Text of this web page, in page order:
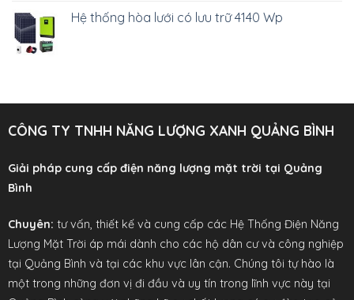
Hệ thống hòa lưới có lưu trữ 4140 Wp
CÔNG TY TNHH NĂNG LƯỢNG XANH QUẢNG BÌNH
Giải pháp cung cấp điện năng lượng mặt trời tại Quảng
Bình
Chuyên: tư vấn, thiết kế và cung cấp các Hệ Thống Điện Năng
Lượng Mặt Trời áp mái dành cho các hộ dân cư và công nghiệp
tại Quảng Bình và tại các khu vực lân cận. Chúng tôi tự hào là
một trong những đơn vị đi đầu và uy tín trong lĩnh vực này tại